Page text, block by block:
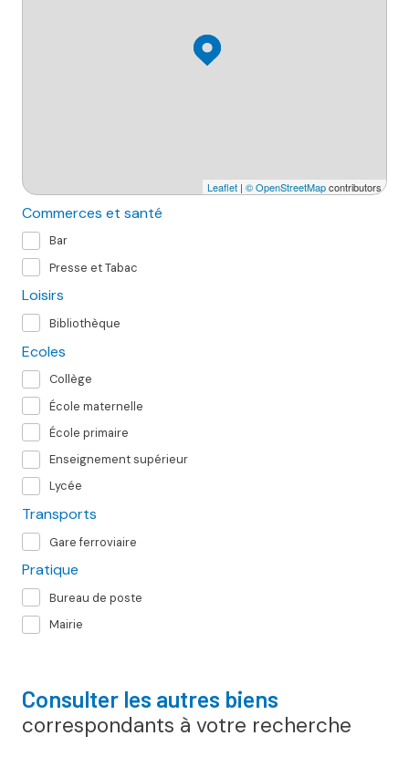
Leaflet | © OpenStreetMapcontributors
Commerces et santé
Bar
Presse et Tabac
Loisirs
Bibliothèque
Ecoles
Collège
École maternelle
École primaire
Enseignement supérieur
Lycée
Transports
Gare ferroviaire
Pratique
Bureau de poste
Mairie
Consulter les autres biens
correspondants à votre recherche